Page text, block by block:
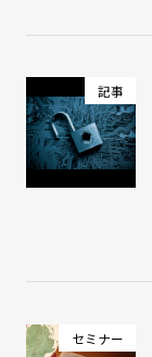
記事
セミナー